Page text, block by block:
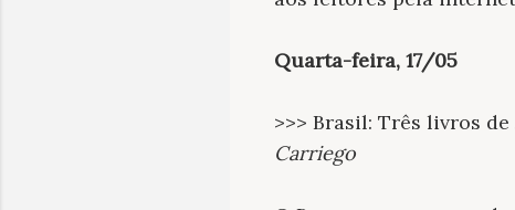
Quarta-feira, 17/05
>>> Brasil: Três livros
Carriego